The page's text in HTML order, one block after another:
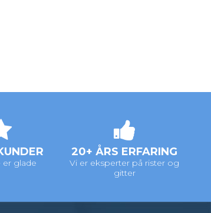
er glade
20+ ÅRS ERFARING
Vi er eksperter på rister og
gitter